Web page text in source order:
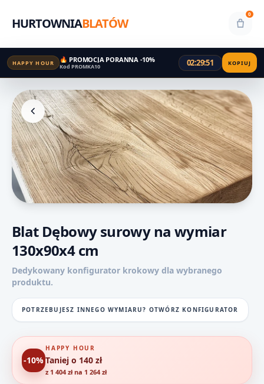
HURTOWNIABLATÓW
0
HAPPY HOUR 🔥 PROMOCJA PORANNA -10%
Kod PROMKA10 02:29:51 KOPIUJ
Blat Dębowy surowy na wymiar
130x90x4 cm
Dedykowany konfigurator krokowy dla wybranego
produktu.
POTRZEBUJESZ INNEGO WYMIARU? OTWÓRZ KONFIGURATOR
-10%
HAPPY HOUR
Taniej o 140 zł
z 1 404 zł na 1 264 zł